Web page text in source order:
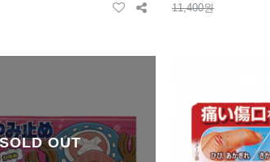
11,400원
SOLD OUT